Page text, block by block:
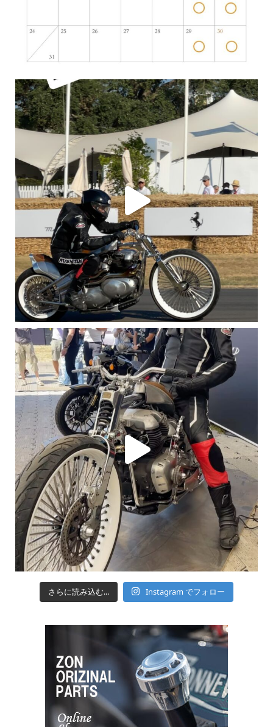
さらに読み込む... Instagram でフォロー